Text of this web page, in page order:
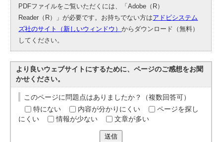
PDFファイルをご覧いただくには、「Adobe（R）
Reader（R）」が必要です。お持ちでない方はアドビシステム
ズ社のサイト（新しいウィンドウ）からダウンロード（無料）
してください。
より良いウェブサイトにするために、ページのご感想をお聞
かせください。
このページに問題点はありましたか？（複数回答可）
特にない
内容が分かりにくい
ページを探し
にくい
情報が少ない 文章が多い
送信